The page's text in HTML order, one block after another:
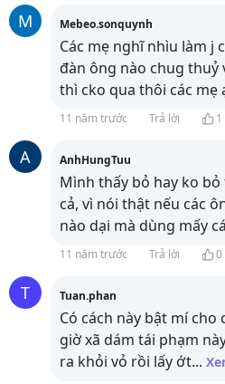
M Mebeo.sonquynh
Các mẹ nghĩ nhìu làm j
đàn ông nào chug thuỷ
thì cko qua thôi các mẹ
11 năm trước Trả lời 1
A AnhHungTuu
Mình thấy bỏ hay ko
cả, vì nói thật nếu các
nào dại mà dùng mấy
11 năm trước Trả lời 0
T Tuan.phan
Có cách này bật mí
giờ xã dám tái phạm
ra khỏi vỏ rồi lấy ớt...